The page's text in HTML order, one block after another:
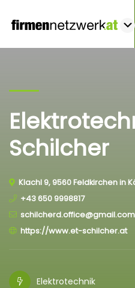
Schilcher
Klachl 9, 9560 Feldkirchen in
+43 650 9998817
schilcherd.office@gmail.com
https://www.et-schilcher.at
Elektrotechnik